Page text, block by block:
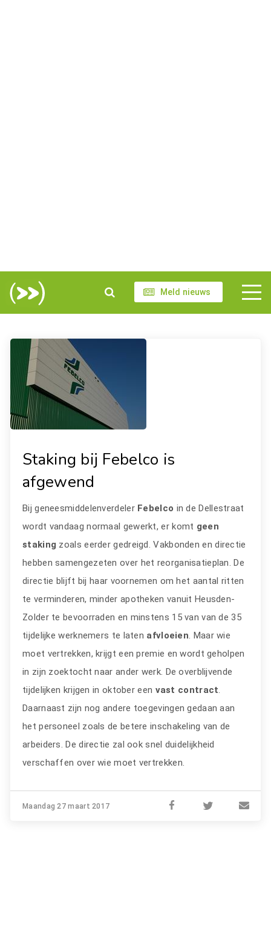
Meld nieuws
Staking bij Febelco is
afgewend
Bij geneesmiddelenverdeler Febelco in de Dellestraat
wordt vandaag normaal gewerkt, er komt geen
staking zoals eerder gedreigd. Vakbonden en directie
hebben samengezeten over het reorganisatieplan. De
directie blijft bij haar voornemen om het aantal ritten
te verminderen, minder apotheken vanuit Heusden-
Zolder te bevoorraden en minstens 15 van van de 35
tijdelijke werknemers te laten afvloeien. Maar wie
moet vertrekken, krijgt een premie en wordt geholpen
in zijn zoektocht naar ander werk. De overblijvende
tijdelijken krijgen in oktober een vast contract.
Daarnaast zijn nog andere toegevingen gedaan aan
het personeel zoals de betere inschakeling van de
arbeiders. De directie zal ook snel duidelijkheid
verschaffen over wie moet vertrekken.
Maandag 27 maart 2017